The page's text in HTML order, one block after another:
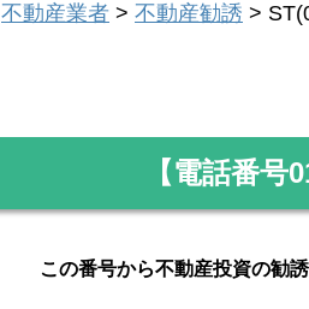
不動産業者 > 不動産勧誘 >
【電話番号
この番号から不動産投資の勧